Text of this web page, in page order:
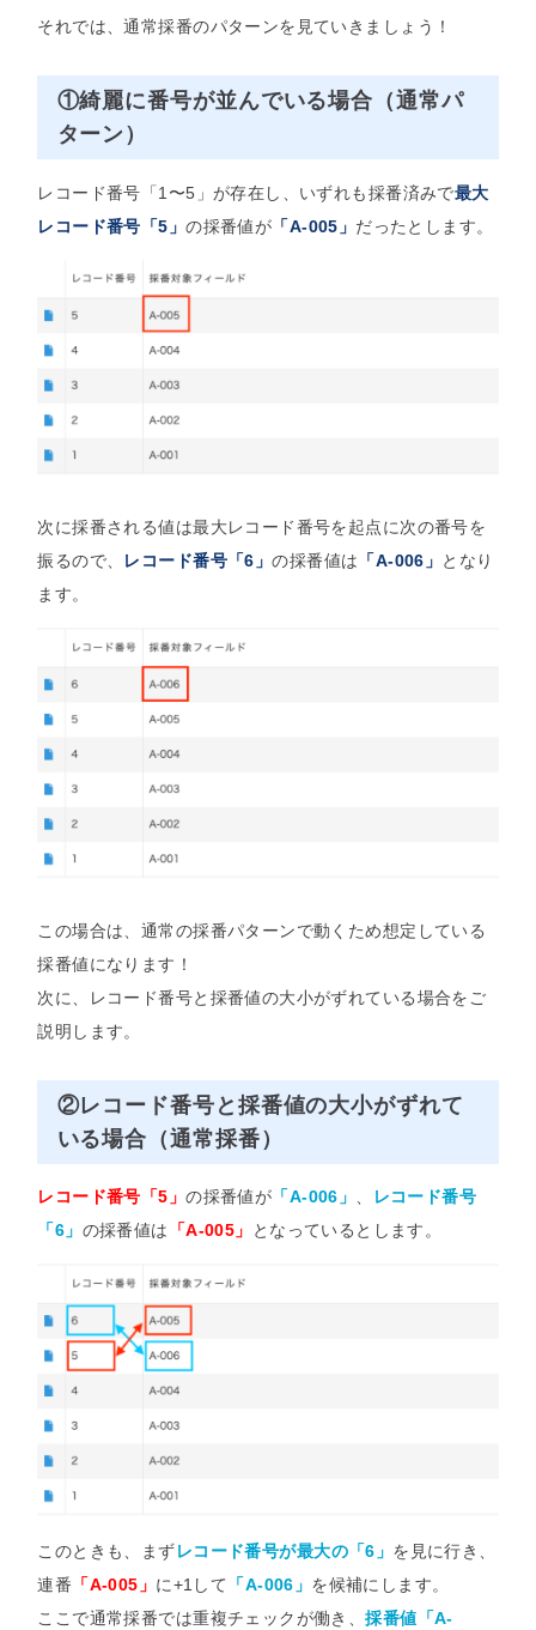
それでは、通常採番のパターンを見ていきましょう！
①綺麗に番号が並んでいる場合（通常パ
ターン）
レコード番号「1〜5」が存在し、いずれも採番済みで最大
レコード番号「5」の採番値が 「A-005」 だったとします。
次に採番される値は最大レコード番号を起点に次の番号を
振るので、 レコード番号「6」の採番値は 「A-006」 となり
ます。
この場合は、通常の採番パターンで動くため想定している
採番値になります！
次に、レコード番号と採番値の大小がずれている場合をご
説明します。
②レコード番号と採番値の大小がずれて
いる場合（通常採番）
レコード番号「5」の採番値が 「A-006」 、
レコード番号
「6」 の採番値は 「A-005」 となっているとします。
このときも、まずレコード番号が最大の「6」 を見に行き、
連番 「A-005」 に+1して 「A-006」 を候補にします。
ここで通常採番では重複チェックが働き、採番値「A-